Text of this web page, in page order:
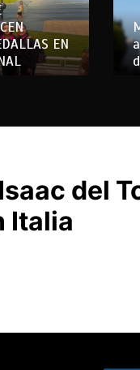
EN
del
Italia